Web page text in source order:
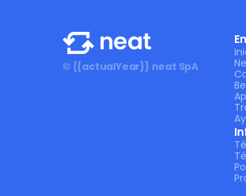
© {{actualYear}} neat SpA